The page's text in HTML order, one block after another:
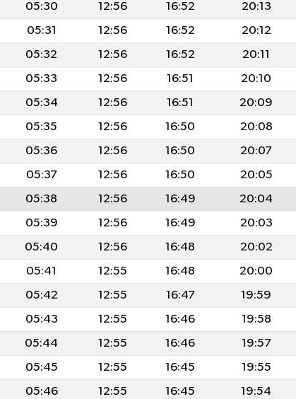
05:30 12:56 16:52 20:13
05:31 12:56 16:52 20:12
05:32 12:56 16:52 20:11
05:33 12:56 16:51 20:10
05:34 12:56 16:51 20:09
05:35 12:56 16:50 20:08
05:36 12:56 16:50 20:07
05:37 12:56 16:50 20:05
05:38 12:56 16:49 20:04
05:39 12:56 16:49 20:03
05:40 12:56 16:48 20:02
05:41 12:55 16:48 20:00
05:42 12:55 16:47 19:59
05:43 12:55 16:46 19:58
05:44 12:55 16:46 19:57
05:45 12:55 16:45 19:55
05:46 12:55 16:45 19:54